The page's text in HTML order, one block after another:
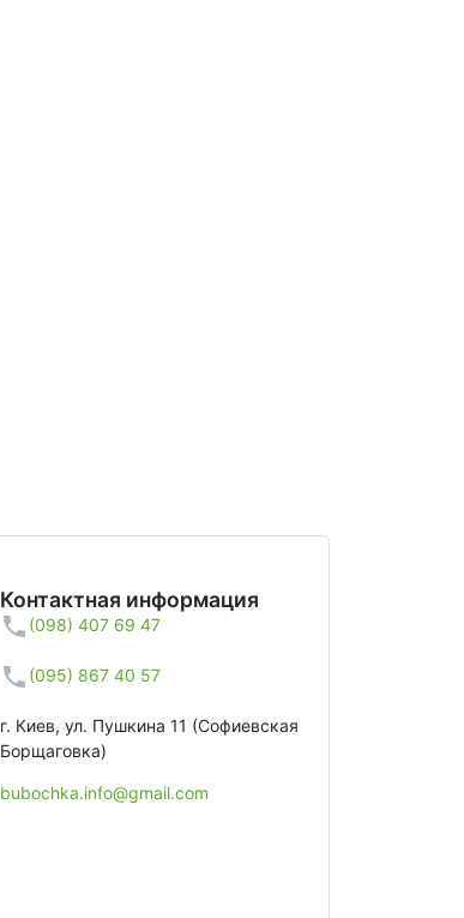
Контактная информация
(098) 407 69 47
(095) 867 40 57
г. Киев, ул. Пушкина 11 (Софиевская
Борщаговка)
bubochka.info@gmail.com